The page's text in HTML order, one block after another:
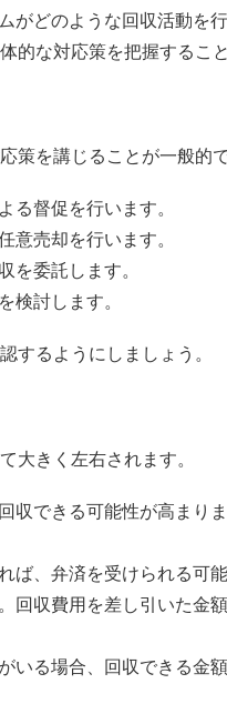
がどのような回収活動を
的な対応策を把握するこ
策を講じることが一般的で
る督促を行います。
意売却を行います。
を委託します。
検討します。
するようにしましょう。
大きく左右されます。
収できる可能性が高まり
ば、弁済を受けられる可
回収費用を差し引いた金
いる場合、回収できる金